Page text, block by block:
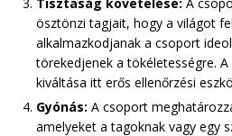
ösztönzi tagjait, hogy a világot
alkalmazkodjanak a csoport
törekedjenek a tökéletességre.
kiváltása itt erős ellenőrzési
Gyónás: A csoport
amelyeket a tagoknak vagy egy